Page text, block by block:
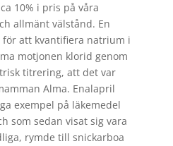
10% i pris på våra
allmänt välstånd. En
att kvantifiera natrium i
motjonen klorid genom
titrering, att det var
Alma. Enalapril
exempel på läkemedel
som sedan visat sig vara
rymde till snickarboa